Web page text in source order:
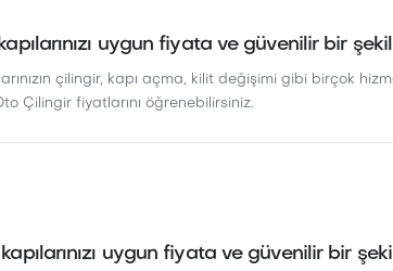
uygun fiyata ve güvenilir bir
çilingir, kapı açma, kilit değişimi gibi birçok
Çilingir fiyatlarını öğrenebilirsiniz.
uygun fiyata ve güvenilir bir